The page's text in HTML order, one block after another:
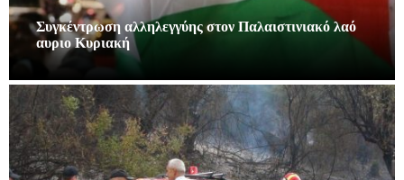
Συγκέντρωση αλληλεγγύης στον Παλαιστινιακό λαό
αυριο Κυριακή